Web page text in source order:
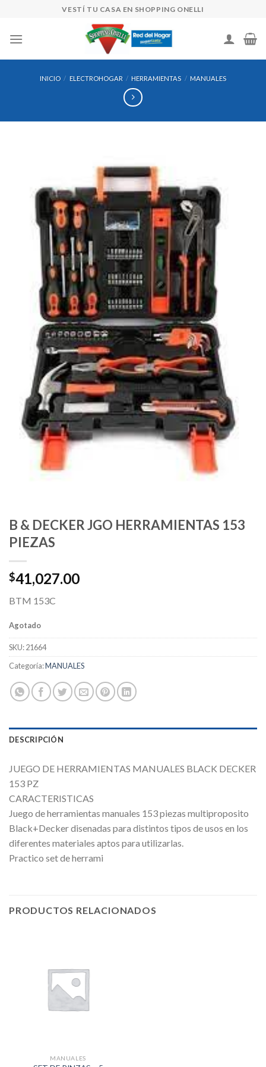
content
VESTÍ TU CASA EN SHOPPING ONELLI
INICIO / ELECTROHOGAR / HERRAMIENTAS / MANUALES
B & DECKER JGO HERRAMIENTAS 153
PIEZAS
$41,027.00
BTM 153C
Agotado
SKU:21664
Categoría:MANUALES
DESCRIPCIÓN
JUEGO DE HERRAMIENTAS MANUALES BLACK DECKER
153 PZ
CARACTERISTICAS
Juego de herramientas manuales 153 piezas multiproposito
Black+Decker disenadas para distintos tipos de usos en los
diferentes materiales aptos para utilizarlas.
Practico set de herrami
PRODUCTOS RELACIONADOS
MANUALES